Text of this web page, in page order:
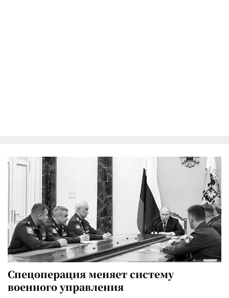
Спецоперация меняет систему
военного управления